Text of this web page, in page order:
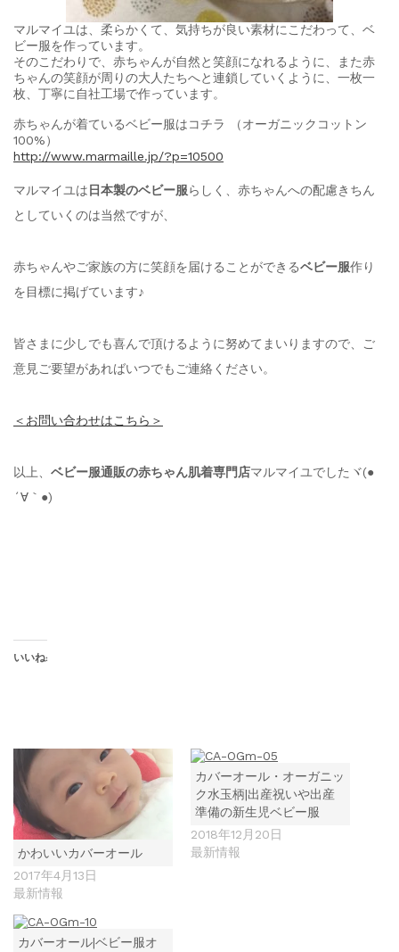
マルマイユは、柔らかくて、気持ちが良い素材にこだわって、ベ
ビー服を作っています。
そのこだわりで、赤ちゃんが自然と笑顔になれるように、また赤
ちゃんの笑顔が周りの大人たちへと連鎖していくように、一枚一
枚、丁寧に自社工場で作っています。
赤ちゃんが着ているベビー服はコチラ （オーガニックコットン
100%）
http://www.marmaille.jp/?p=10500
マルマイユは 日本製のベビー服らしく、赤ちゃんへの配慮きちん
としていくのは当然ですが、
赤ちゃんやご家族の方に笑顔を届けることができるベビー服作り
を目標に掲げています♪
皆さまに少しでも喜んで頂けるように努めてまいりますので、ご
意見ご要望があればいつでもご連絡ください。
＜お問い合わせはこちら＞
以上、 ベビー服通販の赤ちゃん肌着専門店マルマイユでしたヾ(●
´∀｀●)
いいね:
かわいいカバーオール
2017年4月13日
最新情報
カバーオール・オーガニッ
ク水玉柄|出産祝いや出産
準備の新生児ベビー服
2018年12月20日
最新情報
カバーオール|ベビー服オ